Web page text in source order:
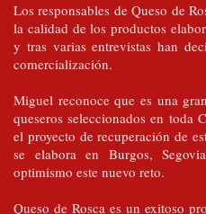
Los responsables de Queso de
la calidad de los productos
y tras varias entrevistas han
comercialización.
Miguel reconoce que es una
queseros seleccionados en toda
el proyecto de recuperación de
se elabora en Burgos,
optimismo este nuevo reto.
Queso de Rosca es un exitoso